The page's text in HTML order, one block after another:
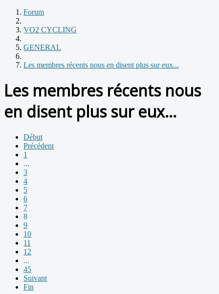
Forum
VO2 CYCLING
GENERAL
Les membres récents nous en disent plus sur eux...
Les membres récents nous
en disent plus sur eux...
Début
Précédent
1
...
3
4
5
6
7
8
9
10
11
12
...
45
Suivant
Fin